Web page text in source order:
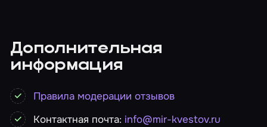
Дополнительная
информация
Правила модерации отзывов
Контактная почта: info@mir-kvestov.ru